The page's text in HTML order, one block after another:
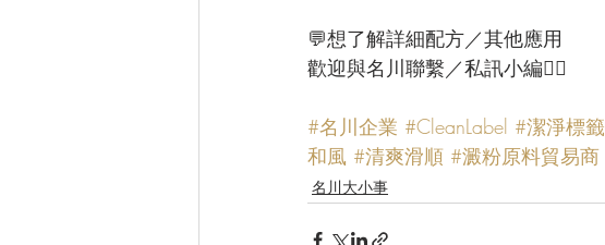
💬想了解詳細配方／其他應用
歡迎與名川聯繫／私訊小編👯‍♀️
#名川企業 #CleanLabel #潔淨標籤
和風 #清爽滑順 #澱粉原料貿易商
名川大小事